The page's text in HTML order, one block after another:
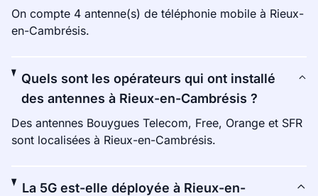
On compte 4 antenne(s) de téléphonie mobile à Rieux-
en-Cambrésis.
Quels sont les opérateurs qui ont installé
des antennes à Rieux-en-Cambrésis ?
Des antennes Bouygues Telecom, Free, Orange et SFR
sont localisées à Rieux-en-Cambrésis.
La 5G est-elle déployée à Rieux-en-